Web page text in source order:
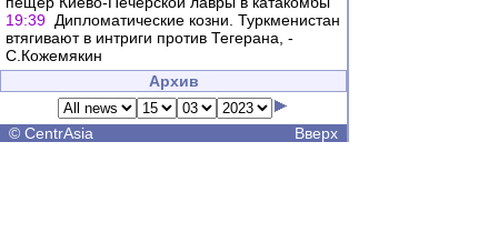
19:39 Дипломатические козни. Туркменистан
втягивают в интриги против Тегерана, -
С.Кожемякин
Архив
© CentrAsia Вверх